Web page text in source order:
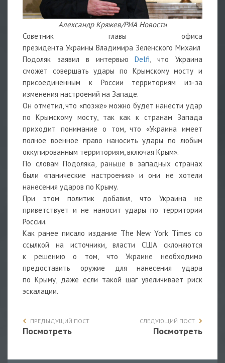
Александр Кряжев/РИА Новости
Советник главы офиса
президента Украины Владимира Зеленского Михаил
Подоляк
заявил в интервью Delfi, что Украина
сможет совершать удары по Крымскому мосту и
присоединенным к России
территориям из-за
изменения настроений на Западе.
Он отметил, что «позже» можно будет нанести удар
по Крымскому мосту, так как к странам Запада
приходит понимание о том, что «Украина имеет
полное военное право наносить удары по любым
оккупированным территориям, включая Крым».
По словам Подоляка, раньше в западных странах
были «панические настроения» и они не хотели
нанесения ударов по Крыму.
При этом политик добавил, что Украина не
приветствует и не наносит удары по территории
России.
Как ранее писало издание The New York Times со
ссылкой на источники, власти
США
склоняются
к решению о том, что Украине необходимо
предоставить оружие для нанесения удара
по Крыму, даже если такой шаг увеличивает риск
эскалации.
ПРЕДЫДУЩИЙ ПОСТ
Посмотреть
СЛЕДУЮЩИЙ ПОСТ
Посмотреть